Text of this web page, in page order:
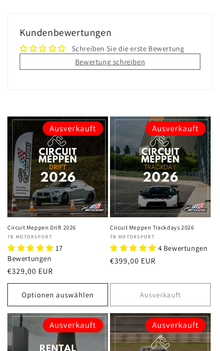
Kundenbewertungen
Schreiben Sie die erste Bewertung
Bewertung schreiben
Ausverkauft
Circuit Meppen Drift 2026
Anbieter:
TB MOTORSPORT
17
Bewertungen
Normaler
Preis
€329,00 EUR
Optionen auswählen
Ausverkauft
Circuit Meppen Trackdays 2026
Anbieter:
TB MOTORSPORT
4 Bewertungen
Normaler
€399,00 EUR
Ausverkauft
Ausverkauft Ausverkauft